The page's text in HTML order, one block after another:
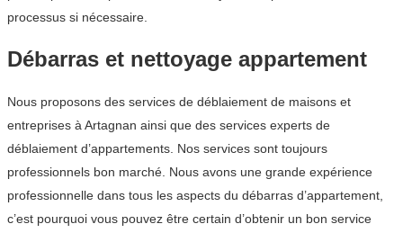
processus si nécessaire.
Débarras et nettoyage appartement
Nous proposons des services de déblaiement de maisons et
entreprises à Artagnan ainsi que des services experts de
déblaiement d’appartements. Nos services sont toujours
professionnels bon marché. Nous avons une grande expérience
professionnelle dans tous les aspects du débarras d’appartement,
c’est pourquoi vous pouvez être certain d’obtenir un bon service